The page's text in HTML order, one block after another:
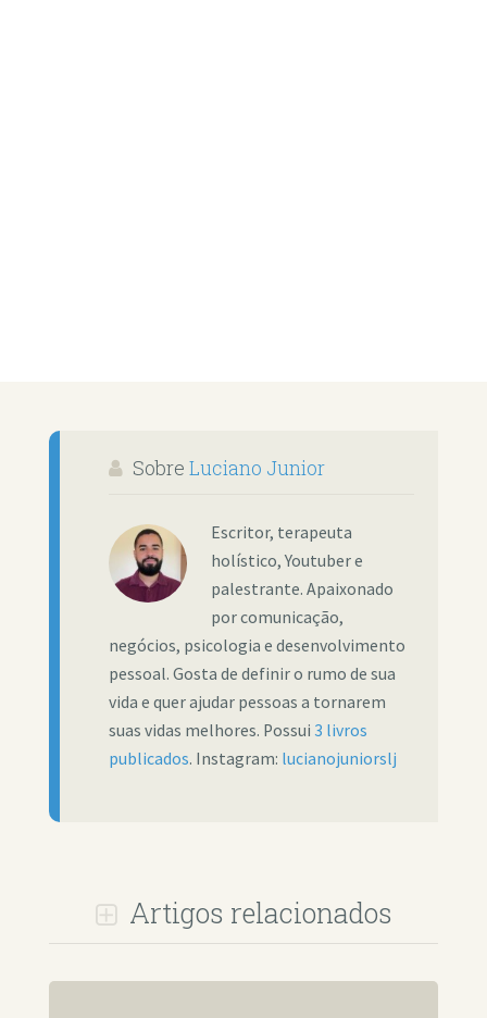
Sobre Luciano Junior
Escritor, terapeuta
holístico, Youtuber e
palestrante. Apaixonado
por comunicação,
negócios, psicologia e desenvolvimento
pessoal. Gosta de definir o rumo de sua
vida e quer ajudar pessoas a tornarem
suas vidas melhores. Possui 3 livros
publicados. Instagram: lucianojuniorslj
Artigos relacionados